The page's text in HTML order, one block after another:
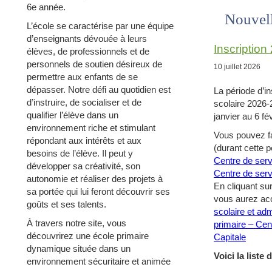
6e année.
L’école se caractérise par une équipe
d’enseignants dévouée à leurs
élèves, de professionnels et de
personnels de soutien désireux de
permettre aux enfants de se
dépasser. Notre défi au quotidien est
d’instruire, de socialiser et de
qualifier l’élève dans un
environnement riche et stimulant
répondant aux intérêts et aux
besoins de l’élève. Il peut y
développer sa créativité, son
autonomie et réaliser des projets à
sa portée qui lui feront découvrir ses
goûts et ses talents.
À travers notre site, vous
découvrirez une école primaire
dynamique située dans un
environnement sécuritaire et animée
Inscription
10 juillet 2026
La période
scolaire
janvier au 6
Vous pouvez
(durant cette
Centre de
Centre de
En cliquant
vous aurez
scolaire et
primaire –
Capitale
Voici la liste